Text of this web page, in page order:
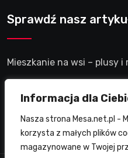
Informacja dla
Nasza strona Mesa.net.pl -
korzysta z małych plików
magazynowane w Twojej
Sprawdź nasz
Mieszkanie na wsi – plusy i
Mieszkanie w akademiku –
Mieszkanie premium nad